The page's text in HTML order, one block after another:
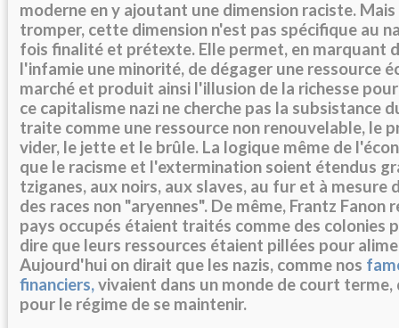
moderne en y ajoutant une dimension raciste.
tromper, cette dimension n'est pas spécifique au
fois finalité et prétexte. Elle permet, en marquant
l'infamie une minorité, de dégager une ressource
marché et produit ainsi l'illusion de la richesse
ce capitalisme nazi ne cherche pas la subsistance
traite comme une ressource non renouvelable, le
vider, le jette et le brûle. La logique même de
que le racisme et l'extermination soient étendus
tziganes, aux noirs, aux slaves, au fur et à mesure
des races non "aryennes". De même, Frantz Fanon
pays occupés étaient traités comme des colonies
dire que leurs ressources étaient pillées pour
Aujourd'hui on dirait que les nazis, comme nos
financiers,vivaient dans un monde de court
pour le régime de se maintenir.